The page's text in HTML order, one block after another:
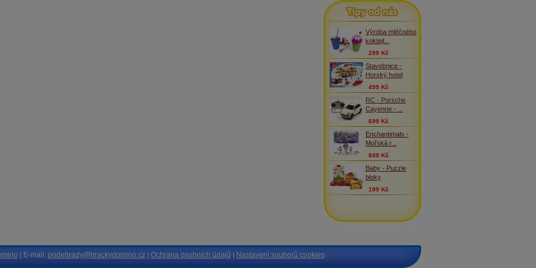
Tipy od nás
Výroba mléčného
koktejl...
299 Kč
Stavebnice -
Horský hotel
499 Kč
RC - Porsche
Cayenne - ...
699 Kč
Enchantimals -
Mořská r...
849 Kč
Baby - Puzzle
bloky
199 Kč
| E-mail: podebrady@hrackydomino.cz| Ochrana osobních údajů Nastavení souborů cookies